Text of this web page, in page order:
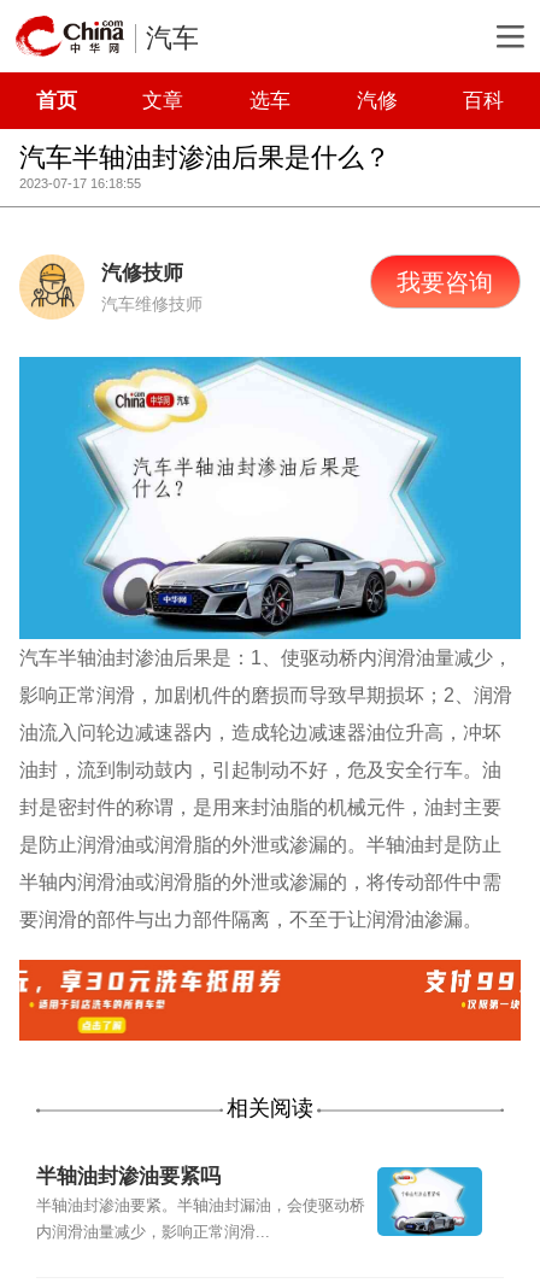
汽车
首页 文章 选车 汽修 百科
汽车半轴油封渗油后果是什么？
2023-07-17 16:18:55
汽修技师
汽车维修技师
我要咨询
汽车半轴油封渗油后果是：1、使驱动桥内润滑油量减少，
影响正常润滑，加剧机件的磨损而导致早期损坏；2、润滑
油流入问轮边减速器内，造成轮边减速器油位升高，冲坏
油封，流到制动鼓内，引起制动不好，危及安全行车。油
封是密封件的称谓，是用来封油脂的机械元件，油封主要
是防止润滑油或润滑脂的外泄或渗漏的。半轴油封是防止
半轴内润滑油或润滑脂的外泄或渗漏的，将传动部件中需
要润滑的部件与出力部件隔离，不至于让润滑油渗漏。
相关阅读
半轴油封渗油要紧吗
半轴油封渗油要紧。半轴油封漏油，会使驱动桥
内润滑油量减少，影响正常润滑...